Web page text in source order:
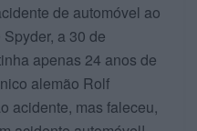
de automóvel ao
a 30 de
apenas 24 anos de
alemão Rolf
acidente, mas faleceu,